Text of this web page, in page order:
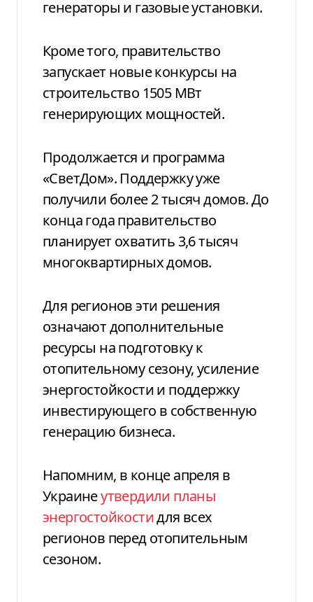
генераторы и газовые установки.
Кроме того, правительство
запускает новые конкурсы на
строительство 1505 МВт
генерирующих мощностей.
Продолжается и программа
«СветДом». Поддержку уже
получили более 2 тысяч домов. До
конца года правительство
планирует охватить 3,6 тысяч
многоквартирных домов.
Для регионов эти решения
означают дополнительные
ресурсы на подготовку к
отопительному сезону, усиление
энергостойкости и поддержку
инвестирующего в собственную
генерацию бизнеса.
Напомним, в конце апреля в
Украинеутвердили планы
энергостойкостидля всех
регионов перед отопительным
сезоном.